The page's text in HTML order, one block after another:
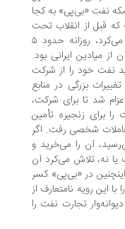
«بی‌پی» به کجا
از انقلاب تحت
نام شرکت نفت انگلستان و ایران فعالیت می‌کرد، روزانه حدود ٥
ایرانی بود.
خود را از شرکت
در منابع
برای شرکت،
زنجیره تأمین
شخصی رفت. اگر
را می‌خرید و
تلاش می‌کرد آن
در «بی‌پی» کسر
نامتعارف از
تجارت نفت را